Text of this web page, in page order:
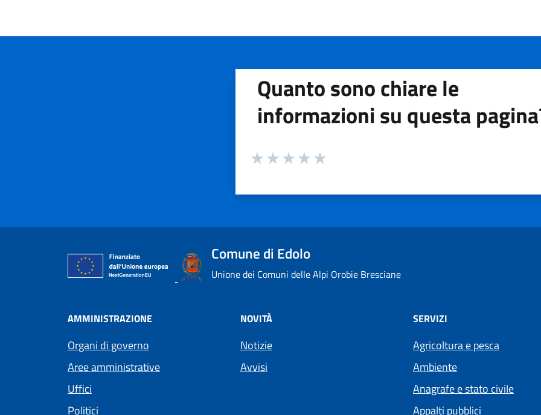
Quanto sono chiare le
informazioni su questa
Valuta da 1 a 5 stelle la pagina
Comune di Edolo
Unione dei Comuni delle Alpi Orobie Bresciane
AMMINISTRAZIONE
Organi di governo
Aree amministrative
Uffici
Politici
NOVITÀ
Notizie
Avvisi
SERVIZI
Agricoltura e pesca
Ambiente
Anagrafe e stato civile
Appalti pubblici